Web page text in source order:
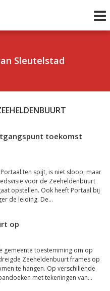
Sleutelstad
toekomst
ten spijt, is niet sloop, maar
voor de Zeeheldenbuurt
opstellen. Ook heeft Portaal bij
de leiding. De...
op
gemeente toestemming om op
Zeeheldenbuurt frames op
te hangen. Op verschillende
met tekeningen van...